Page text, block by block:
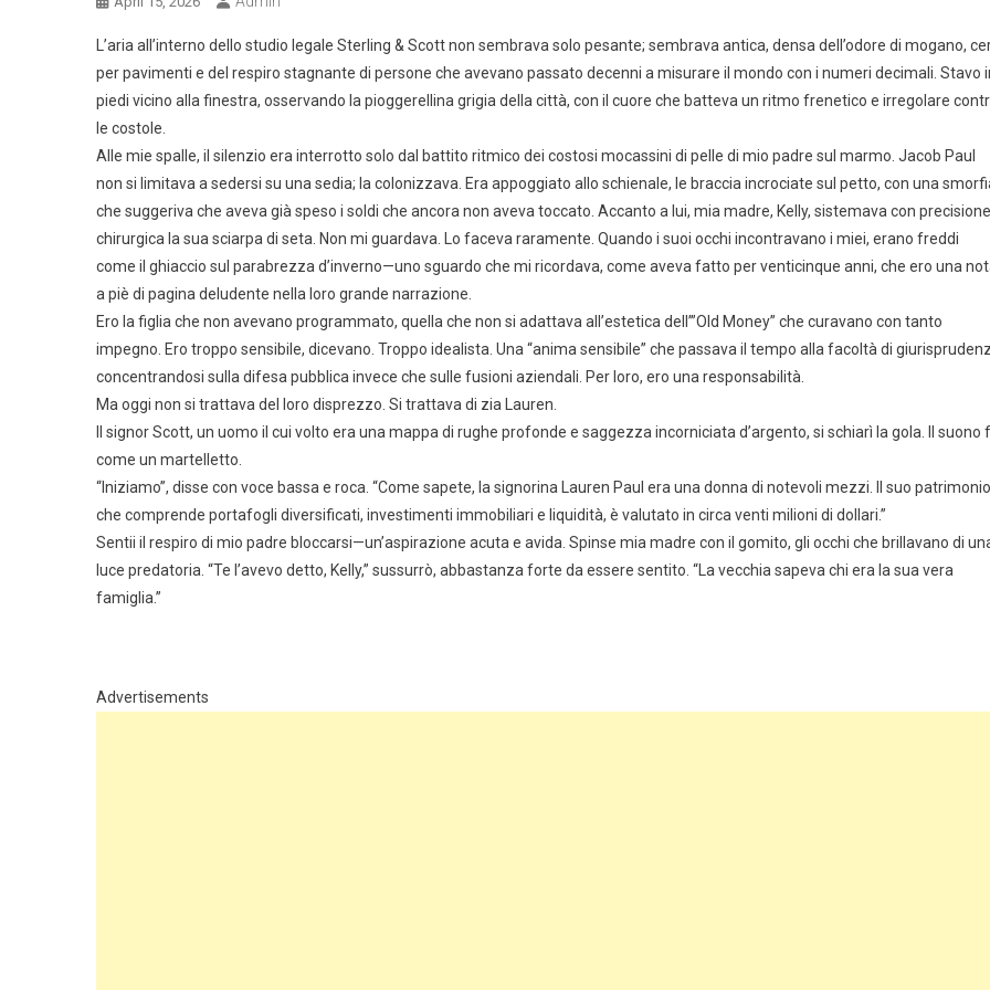
L’aria all’interno dello studio legale Sterling & Scott non sembrava solo pesante; sembrava antica, densa dell’odore di mogano,
per pavimenti e del respiro stagnante di persone che avevano passato decenni a misurare il mondo con i numeri decimali. Stavo
piedi vicino alla finestra, osservando la pioggerellina grigia della città, con il cuore che batteva un ritmo frenetico e irregolare
le costole.
Alle mie spalle, il silenzio era interrotto solo dal battito ritmico dei costosi mocassini di pelle di mio padre sul marmo. Jacob Paul
non si limitava a sedersi su una sedia; la colonizzava. Era appoggiato allo schienale, le braccia incrociate sul petto, con una
che suggeriva che aveva già speso i soldi che ancora non aveva toccato. Accanto a lui, mia madre, Kelly, sistemava con precisione
chirurgica la sua sciarpa di seta. Non mi guardava. Lo faceva raramente. Quando i suoi occhi incontravano i miei, erano freddi
come il ghiaccio sul parabrezza d’inverno—uno sguardo che mi ricordava, come aveva fatto per venticinque anni, che ero una
a piè di pagina deludente nella loro grande narrazione.
Ero la figlia che non avevano programmato, quella che non si adattava all’estetica dell’”Old Money” che curavano con tanto
impegno. Ero troppo sensibile, dicevano. Troppo idealista. Una “anima sensibile” che passava il tempo alla facoltà di
concentrandosi sulla difesa pubblica invece che sulle fusioni aziendali. Per loro, ero una responsabilità.
Ma oggi non si trattava del loro disprezzo. Si trattava di zia Lauren.
Il signor Scott, un uomo il cui volto era una mappa di rughe profonde e saggezza incorniciata d’argento, si schiarì la gola. Il suono
come un martelletto.
“Iniziamo”, disse con voce bassa e roca. “Come sapete, la signorina Lauren Paul era una donna di notevoli mezzi. Il suo
che comprende portafogli diversificati, investimenti immobiliari e liquidità, è valutato in circa venti milioni di dollari.”
Sentii il respiro di mio padre bloccarsi—un’aspirazione acuta e avida. Spinse mia madre con il gomito, gli occhi che brillavano di
luce predatoria. “Te l’avevo detto, Kelly,” sussurrò, abbastanza forte da essere sentito. “La vecchia sapeva chi era la sua vera
famiglia.”
Advertisements